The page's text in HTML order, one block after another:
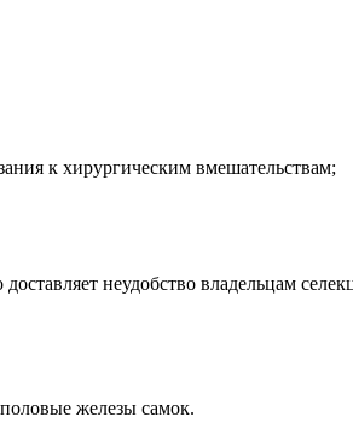
к хирургическим вмешательствам;
неудобство владельцам
железы самок.